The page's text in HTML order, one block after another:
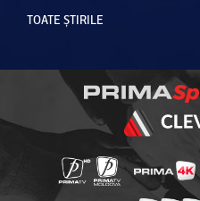
TOATE ȘTIRILE